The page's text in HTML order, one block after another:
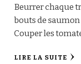
Beurrer chaque
bouts de saumon
Couper les
LIRE LA SUITE